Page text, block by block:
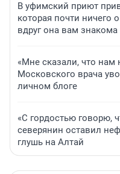
В уфимский приют
которая почти ничего
вдруг она вам знакома
«Мне сказали, что нам
Московского врача
личном блоге
«С гордостью говорю,
северянин оставил
глушь на Алтай